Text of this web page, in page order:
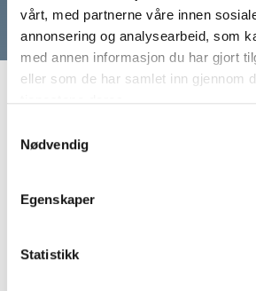
vårt, med partnerne våre innen
annonsering og analysearbeid, som
med annen informasjon du har gjort
eller som de har samlet inn gjennom
Nødvendig
Egenskaper
Statistikk
Finn den perfekte